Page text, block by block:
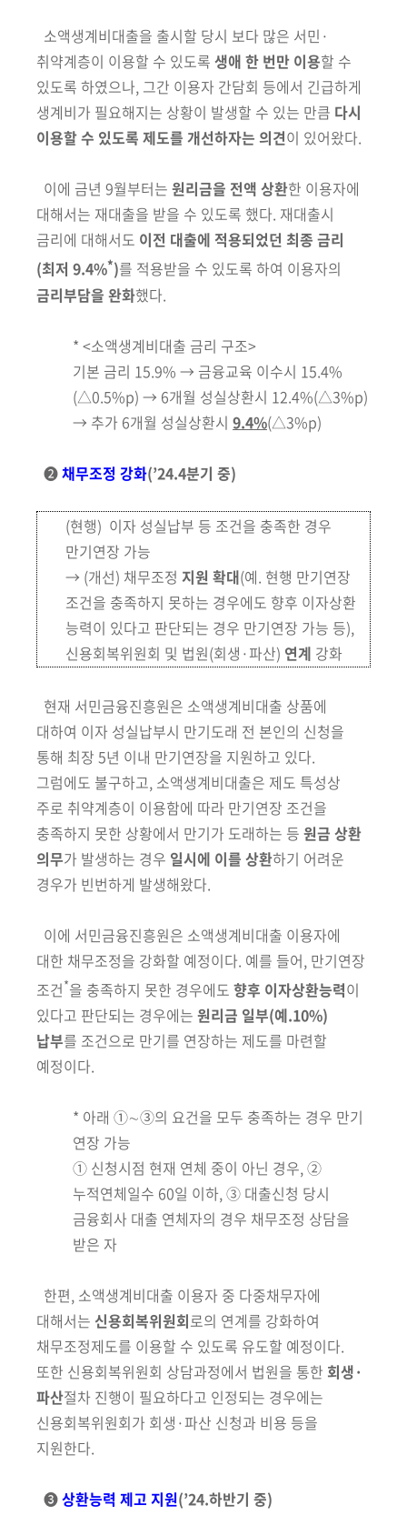
소액생계비대출을 출시할 당시 보다 많은 서민·
취약계층이 이용할 수 있도록 생애 한 번만 이용할 수
있도록 하였으나, 그간 이용자 간담회 등에서 긴급하게
생계비가 필요해지는 상황이 발생할 수 있는 만큼 다시
이용할 수 있도록 제도를 개선하자는 의견이 있어왔다.
이에 금년 9월부터는 원리금을 전액 상환한 이용자에
대해서는 재대출을 받을 수 있도록 했다. 재대출시
금리에 대해서도 이전 대출에 적용되었던 최종 금리
(최저 9.4%*)를 적용받을 수 있도록 하여 이용자의
금리부담을 완화했다.
* <소액생계비대출 금리 구조>
기본 금리 15.9% → 금융교육 이수시 15.4%
(△0.5%p) → 6개월 성실상환시 12.4%(△3%p)
→ 추가 6개월 성실상환시 9.4%(△3%p)
❷채무조정 강화(’24.4분기 중)
(현행) 이자 성실납부 등 조건을 충족한 경우
만기연장 가능
→ (개선) 채무조정 지원 확대(예. 현행 만기연장
조건을 충족하지 못하는 경우에도 향후 이자상환
능력이 있다고 판단되는 경우 만기연장 가능 등),
신용회복위원회 및 법원(회생·파산) 연계 강화
현재 서민금융진흥원은 소액생계비대출 상품에
대하여 이자 성실납부시 만기도래 전 본인의 신청을
통해 최장 5년 이내 만기연장을 지원하고 있다.
그럼에도 불구하고, 소액생계비대출은 제도 특성상
주로 취약계층이 이용함에 따라 만기연장 조건을
충족하지 못한 상황에서 만기가 도래하는 등 원금 상환
의무가 발생하는 경우 일시에 이를 상환하기 어려운
경우가 빈번하게 발생해왔다.
이에 서민금융진흥원은 소액생계비대출 이용자에
대한 채무조정을 강화할 예정이다. 예를 들어, 만기연장
조건*을 충족하지 못한 경우에도 향후 이자상환능력이
있다고 판단되는 경우에는 원리금 일부(예.10%)
납부를 조건으로 만기를 연장하는 제도를 마련할
예정이다.
* 아래 ➀∼➂의 요건을 모두 충족하는 경우 만기
연장 가능
① 신청시점 현재 연체 중이 아닌 경우, ②
누적연체일수 60일 이하,③ 대출신청 당시
금융회사 대출 연체자의 경우 채무조정 상담을
받은 자
한편, 소액생계비대출 이용자 중 다중채무자에
대해서는 신용회복위원회로의 연계를 강화하여
채무조정제도를 이용할 수 있도록 유도할 예정이다.
또한 신용회복위원회 상담과정에서 법원을 통한 회생·
파산절차 진행이 필요하다고 인정되는 경우에는
신용회복위원회가 회생·파산 신청과 비용 등을
지원한다.
❸상환능력 제고 지원(’24.하반기 중)